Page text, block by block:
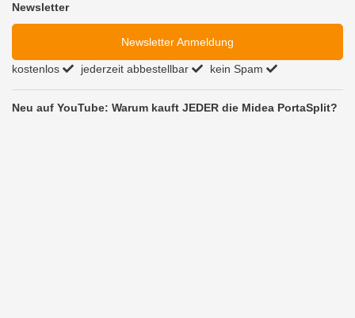
Newsletter
Newsletter Anmeldung
kostenlos jederzeit abbestellbar kein Spam
Neu auf YouTube: Warum kauft JEDER die Midea PortaSplit?